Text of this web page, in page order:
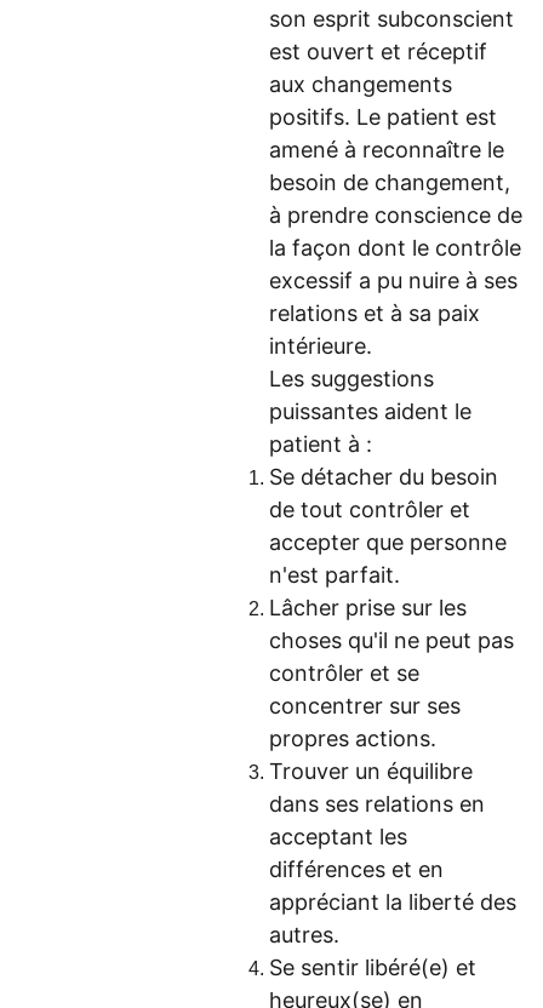
son esprit subconscient
est ouvert et réceptif
aux changements
positifs. Le patient est
amené à reconnaître le
besoin de changement,
à prendre conscience de
la façon dont le contrôle
excessif a pu nuire à ses
relations et à sa paix
intérieure.
Les suggestions
puissantes aident le
patient à :
Se détacher du besoin
de tout contrôler et
accepter que personne
n'est parfait.
Lâcher prise sur les
choses qu'il ne peut pas
contrôler et se
concentrer sur ses
propres actions.
Trouver un équilibre
dans ses relations en
acceptant les
différences et en
appréciant la liberté des
autres.
Se sentir libéré(e) et
heureux(se) en